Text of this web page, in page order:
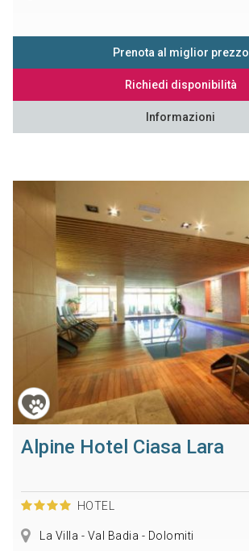
Prenota al miglior prezzo
Richiedi disponibilità
Informazioni
Alpine Hotel Ciasa Lara
HOTEL
La Villa - Val Badia - Dolomiti